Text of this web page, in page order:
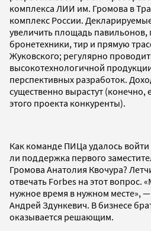
комплекса ЛИИ им. Громова в
комплекс России.
увеличить площадь павильонов,
бронетехники, тир и прямую
Жуковского; регулярно
высокотехнологичной
перспективных разработок.
существенно вырастут (конечно,
этого проекта конкуренты).
Как команде ПИЦа удалось
ли поддержка первого
Громова Анатолия Квочура?
отвечать Forbes на этот вопрос.
нужное время в нужном месте»,
Андрей Здункевич. В бизнесе
оказывается решающим.